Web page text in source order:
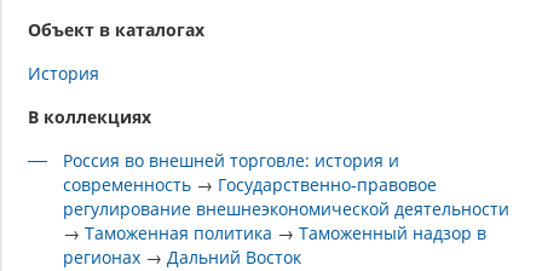
Объект в каталогах
История
В коллекциях
Россия во внешней торговле: история и
современность → Государственно-правовое
регулирование внешнеэкономической деятельности
→Таможенная политика →Таможенный надзор в
регионах →Дальний Восток